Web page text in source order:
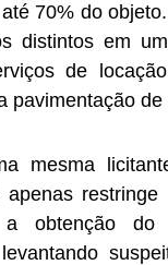
70% do
distintos em
de
pavimentação
mesma
apenas
a obtenção